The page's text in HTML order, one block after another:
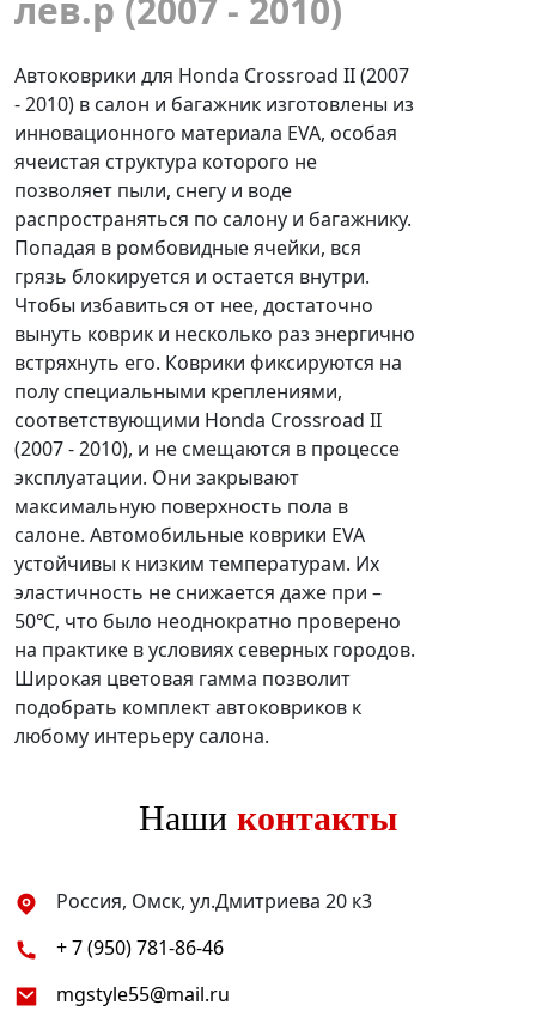
лев.р (2007 - 2010)
Автоковрики для Honda Crossroad II (2007
- 2010) в салон и багажник изготовлены из
инновационного материала EVA, особая
ячеистая структура которого не
позволяет пыли, снегу и воде
распространяться по салону и багажнику.
Попадая в ромбовидные ячейки, вся
грязь блокируется и остается внутри.
Чтобы избавиться от нее, достаточно
вынуть коврик и несколько раз энергично
встряхнуть его. Коврики фиксируются на
полу специальными креплениями,
соответствующими Honda Crossroad II
(2007 - 2010), и не смещаются в процессе
эксплуатации. Они закрывают
максимальную поверхность пола в
салоне. Автомобильные коврики EVA
устойчивы к низким температурам. Их
эластичность не снижается даже при –
50℃, что было неоднократно проверено
на практике в условиях северных городов.
Широкая цветовая гамма позволит
подобрать комплект автоковриков к
любому интерьеру салона.
Наши контакты
Россия, Омск, ул.Дмитриева 20 к3
+ 7 (950) 781-86-46
mgstyle55@mail.ru